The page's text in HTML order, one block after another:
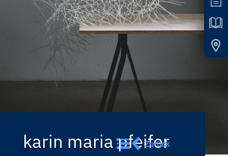
karin maria pfeifer
Zurück